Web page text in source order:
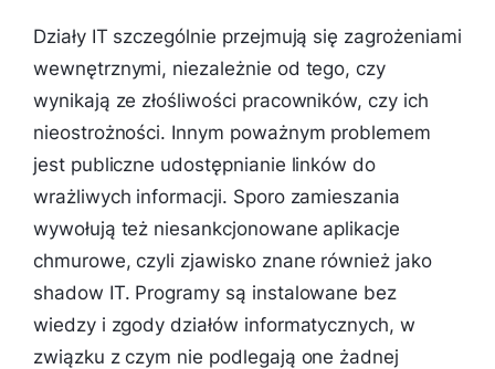
Działy IT szczególnie przejmują się zagrożeniami
wewnętrznymi, niezależnie od tego, czy
wynikają ze złośliwości pracowników, czy ich
nieostrożności. Innym poważnym problemem
jest publiczne udostępnianie linków do
wrażliwych informacji. Sporo zamieszania
wywołują też niesankcjonowane aplikacje
chmurowe, czyli zjawisko znane również jako
shadow IT. Programy są instalowane bez
wiedzy i zgody działów informatycznych, w
związku z czym nie podlegają one żadnej